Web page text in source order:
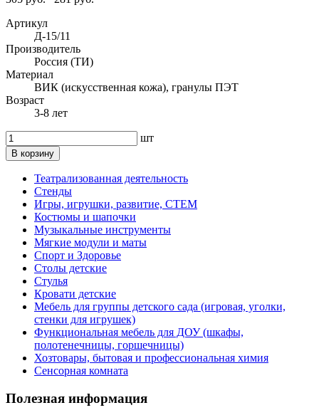
Артикул
Д-15/11
Производитель
Россия (ТИ)
Материал
ВИК (искусственная кожа), гранулы ПЭТ
Возраст
3-8 лет
шт
В корзину
Театрализованная деятельность
Стенды
Игры, игрушки, развитие, СТЕМ
Костюмы и шапочки
Музыкальные инструменты
Мягкие модули и маты
Спорт и Здоровье
Столы детские
Стулья
Кровати детские
Мебель для группы детского сада (игровая, уголки,
стенки для игрушек)
Функциональная мебель для ДОУ (шкафы,
полотенечницы, горшечницы)
Хозтовары, бытовая и профессиональная химия
Сенсорная комната
Полезная информация